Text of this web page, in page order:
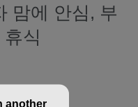
맘에 안심, 부
식